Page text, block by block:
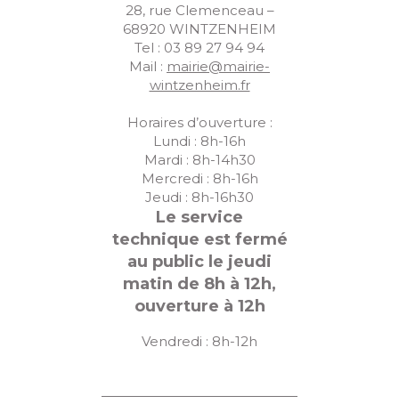
28, rue Clemenceau –
68920 WINTZENHEIM
Tel : 03 89 27 94 94
Mail : mairie@mairie-
wintzenheim.fr
Horaires d’ouverture :
Lundi : 8h-16h
Mardi : 8h-14h30
Mercredi : 8h-16h
Jeudi : 8h-16h30
Le service
technique est fermé
au public le jeudi
matin de 8h à 12h,
ouverture à 12h
Vendredi : 8h-12h